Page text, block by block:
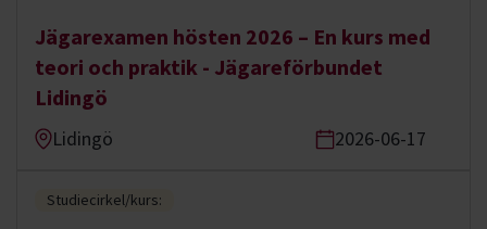
Jägarexamen hösten 2026 – En kurs med
teori och praktik - Jägareförbundet
Lidingö
Lidingö 2026-06-17
Studiecirkel/kurs: